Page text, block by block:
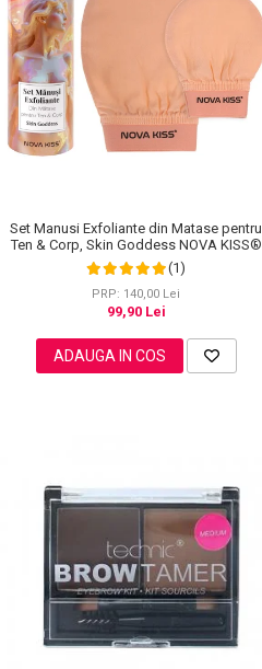
Set Manusi Exfoliante din Matase pentru
Ten & Corp, Skin Goddess NOVA KISS®
(1)
PRP: 140,00 Lei
99,90 Lei
ADAUGA IN COS